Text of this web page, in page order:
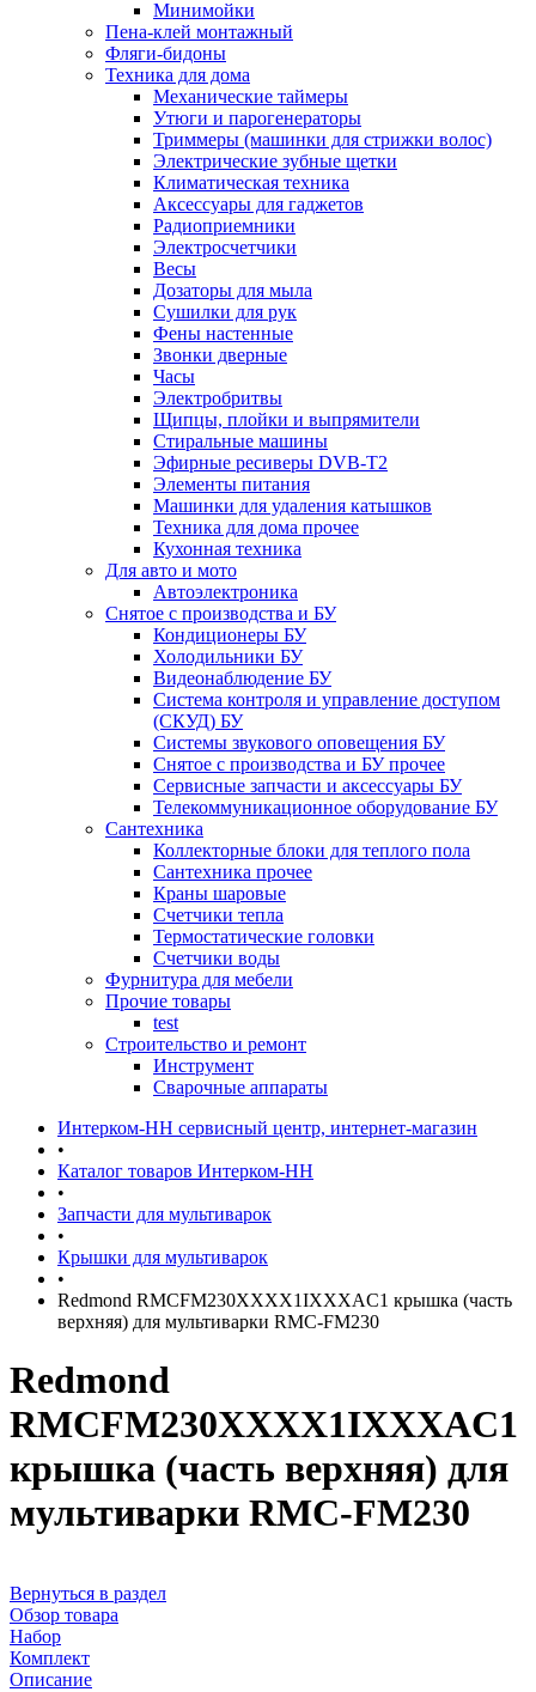
Минимойки
Пена-клей монтажный
Фляги-бидоны
Техника для дома
Механические таймеры
Утюги и парогенераторы
Триммеры (машинки для стрижки волос)
Электрические зубные щетки
Климатическая техника
Аксессуары для гаджетов
Радиоприемники
Электросчетчики
Весы
Дозаторы для мыла
Сушилки для рук
Фены настенные
Звонки дверные
Часы
Электробритвы
Щипцы, плойки и выпрямители
Стиральные машины
Эфирные ресиверы DVB-T2
Элементы питания
Машинки для удаления катышков
Техника для дома прочее
Кухонная техника
Для авто и мото
Автоэлектроника
Снятое с производства и БУ
Кондиционеры БУ
Холодильники БУ
Видеонаблюдение БУ
Система контроля и управление доступом
(СКУД) БУ
Системы звукового оповещения БУ
Снятое с производства и БУ прочее
Сервисные запчасти и аксессуары БУ
Телекоммуникационное оборудование БУ
Сантехника
Коллекторные блоки для теплого пола
Сантехника прочее
Краны шаровые
Счетчики тепла
Термоcтатические головки
Счетчики воды
Фурнитура для мебели
Прочие товары
test
Строительство и ремонт
Инструмент
Сварочные аппараты
Интерком-НН сервисный центр, интернет-магазин
•
Каталог товаров Интерком-НН
•
Запчасти для мультиварок
•
Крышки для мультиварок
•
Redmond RMCFM230XXXX1IXXXAC1 крышка (часть
верхняя) для мультиварки RMC-FM230
Redmond
RMCFM230XXXX1IXXXAC1
крышка (часть верхняя) для
мультиварки RMC-FM230
Вернуться в раздел
Обзор товара
Набор
Комплект
Описание